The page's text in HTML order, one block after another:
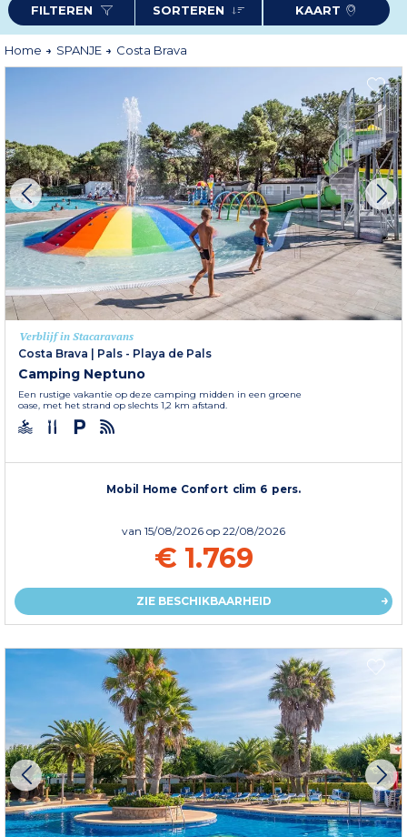
wedijveren met de bergketens voor de mooiste panorama's. Ook aan
activiteiten geen gebrek: wandelen, zwemmen, duiken en pretparken
wachten op u!
FILTEREN SORTEREN KAART
Home SPANJE Costa Brava
Verblijf in Stacaravans
Costa Brava
Pals - Playa de Pals
Camping Neptuno
Een rustige vakantie op deze camping midden in een groene
oase, met het strand op slechts 1,2 km afstand.
Mobil Home Confort clim 6 pers.
van 15/08/2026 op 22/08/2026
€ 1.769
ZIE BESCHIKBAARHEID